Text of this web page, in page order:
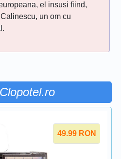
el insusi fiind,
un om cu
49.99 RON